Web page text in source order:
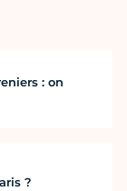
: on
?